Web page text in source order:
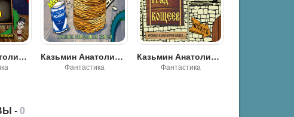
Казьмин Анатолий - Блин, Кощей Казьмин Анатолий - Град Кощеев
Фантастика
Казьмин Анатолий - Кощей. Перезагрузка
Фантастика
- 0